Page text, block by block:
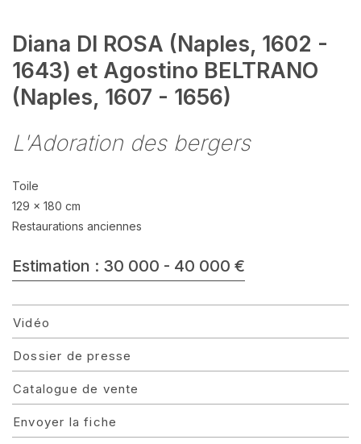
Diana DI ROSA (Naples, 1602 -
1643) et Agostino BELTRANO
(Naples, 1607 - 1656)
L'Adoration des bergers
Toile
129 x 180 cm
Restaurations anciennes
Estimation : 30 000 - 40 000 €
Vidéo
Dossier de presse
Catalogue de vente
Envoyer la fiche